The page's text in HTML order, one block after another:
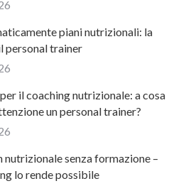
piani nutrizionali: la
personal trainer
il coaching nutrizionale: a cosa
un personal trainer?
nutrizionale senza formazione –
lo rende possibile